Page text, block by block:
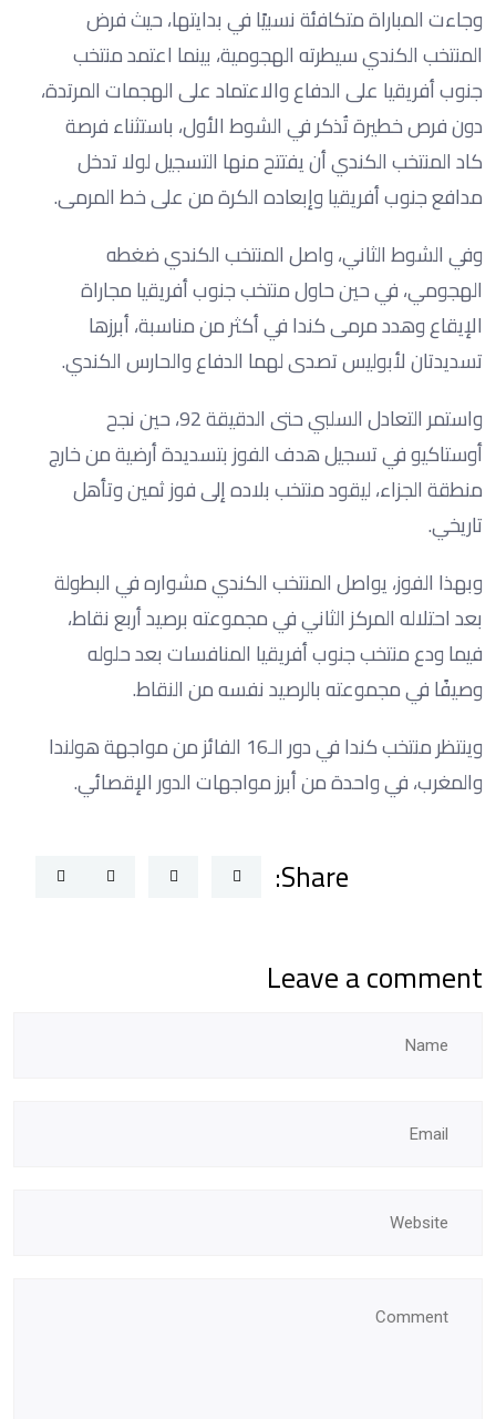
وجاءت المباراة متكافئة نسبيًا في بدايتها، حيث فرض
المنتخب الكندي سيطرته الهجومية، بينما اعتمد منتخب
جنوب أفريقيا على الدفاع والاعتماد على الهجمات المرتدة،
دون فرص خطيرة تُذكر في الشوط الأول، باستثناء فرصة
كاد المنتخب الكندي أن يفتتح منها التسجيل لولا تدخل
مدافع جنوب أفريقيا وإبعاده الكرة من على خط المرمى.
وفي الشوط الثاني، واصل المنتخب الكندي ضغطه
الهجومي، في حين حاول منتخب جنوب أفريقيا مجاراة
الإيقاع وهدد مرمى كندا في أكثر من مناسبة، أبرزها
تسديدتان لأبوليس تصدى لهما الدفاع والحارس الكندي.
واستمر التعادل السلبي حتى الدقيقة 92، حين نجح
أوستاكيو في تسجيل هدف الفوز بتسديدة أرضية من خارج
منطقة الجزاء، ليقود منتخب بلاده إلى فوز ثمين وتأهل
تاريخي.
وبهذا الفوز، يواصل المنتخب الكندي مشواره في البطولة
بعد احتلاله المركز الثاني في مجموعته برصيد أربع نقاط،
فيما ودع منتخب جنوب أفريقيا المنافسات بعد حلوله
وصيفًا في مجموعته بالرصيد نفسه من النقاط.
وينتظر منتخب كندا في دور الـ16 الفائز من مواجهة هولندا
والمغرب، في واحدة من أبرز مواجهات الدور الإقصائي.
Share:
Leave a comment